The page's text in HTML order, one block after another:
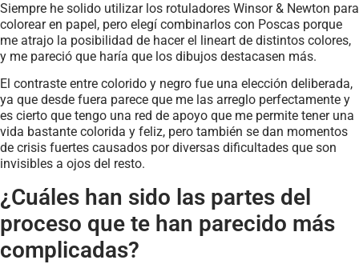
Siempre he solido utilizar los rotuladores Winsor & Newton para
colorear en papel, pero elegí combinarlos con Poscas porque
me atrajo la posibilidad de hacer el lineart de distintos colores,
y me pareció que haría que los dibujos destacasen más.
El contraste entre colorido y negro fue una elección deliberada,
ya que desde fuera parece que me las arreglo perfectamente y
es cierto que tengo una red de apoyo que me permite tener una
vida bastante colorida y feliz, pero también se dan momentos
de crisis fuertes causados por diversas dificultades que son
invisibles a ojos del resto.
¿Cuáles han sido las partes del
proceso que te han parecido más
complicadas?